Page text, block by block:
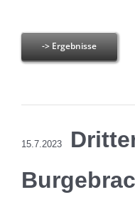
-> Ergebnisse
15.7.2023